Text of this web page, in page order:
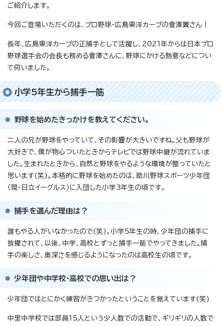
ご紹介します。
今回ご登場いただくのは、プロ野球・広島東洋カープの會澤翼さん！
長年、広島東洋カープの正捕手として活躍し、2021年からは日本プロ
野球選手会の会長も務める會澤さんに、野球にかける熱意などについ
て伺いました。
小学5年生から捕手一筋
野球を始めたきっかけを教えてください。
二人の兄が野球をやっていて、その影響が大きいですね。父も野球が
大好きで、僕が物心ついたときからテレビでは野球中継が流れていま
した。生まれたときから、自然と野球をやるような環境が整っていたと
思います(笑)。本格的に野球を始めたのは、助川野球スポーツ少年団
（現・日立イーグルス）に入団した小学3年生の頃です。
捕手を選んだ理由は？
誰もやる人がいなかったので(笑)。小学5年生の時、少年団の捕手に
抜擢されて、以後、中学、高校とずっと捕手一筋でやってきました。捕
手の楽しさ、奥深さを感じるようになったのは高校生の頃です。
少年団や中学校・高校での思い出は？
少年団ではとにかく練習がきつかったということを覚えています(笑)
中里中学校では部員15人という少人数での活動で、ギリギリの人数で